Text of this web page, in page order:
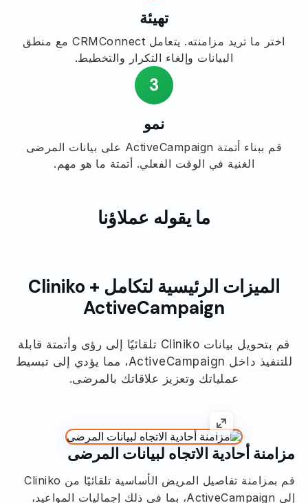
تهيئة
اختر ما تريد مزامنته. يتعامل CRMConnect مع منطق
البيانات وإلغاء التكرار والتخطيط.
3
نمو
قم ببناء أتمتة ActiveCampaign على بيانات المرضى
الغنية في الوقت الفعلي. أتمتة ما هو مهم.
ما يقوله عملاؤنا
الميزات الرئيسية لتكامل Cliniko +
ActiveCampaign
قم بتحويل بيانات Cliniko تلقائيًا إلى رؤى وأتمتة قابلة
للتنفيذ داخل ActiveCampaign، مما يؤدي إلى تبسيط
عملياتك وتعزيز علاقاتك بالمرضى.
مزامنة أحادية الاتجاه لبيانات المرضى
قم بمزامنة تفاصيل المريض الأساسية تلقائيًا من Cliniko
إلى ActiveCampaign، بما في ذلك إجماليات المواعيد،